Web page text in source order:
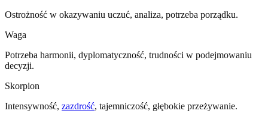
Ostrożność w okazywaniu uczuć, analiza, potrzeba porządku.
Waga
Potrzeba harmonii, dyplomatyczność, trudności w podejmowaniu
decyzji.
Skorpion
Intensywność, zazdrość, tajemniczość, głębokie przeżywanie.